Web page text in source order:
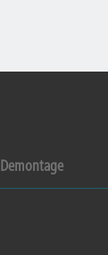
Demontage